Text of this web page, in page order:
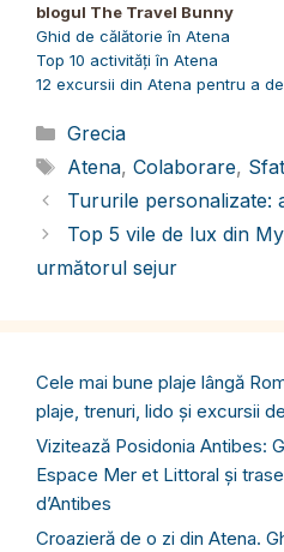
blogul The Travel Bunny
Ghid de călătorie în Atena
Top 10 activități în Atena
12 excursii din Atena pentru a
Categorii
Grecia
Etichete
Atena, Colaborare,
Tururile personalizate:
Top 5 vile de lux din
următorul sejur
Cele mai bune plaje lângă
plaje, trenuri, lido și excursii
Vizitează Posidonia Antibes:
Espace Mer et Littoral și
d’Antibes
Croazieră de o zi din Atena.